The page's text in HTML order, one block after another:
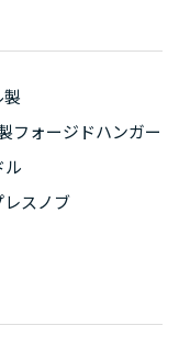
製
フォージドハンガー
ル
レスノブ